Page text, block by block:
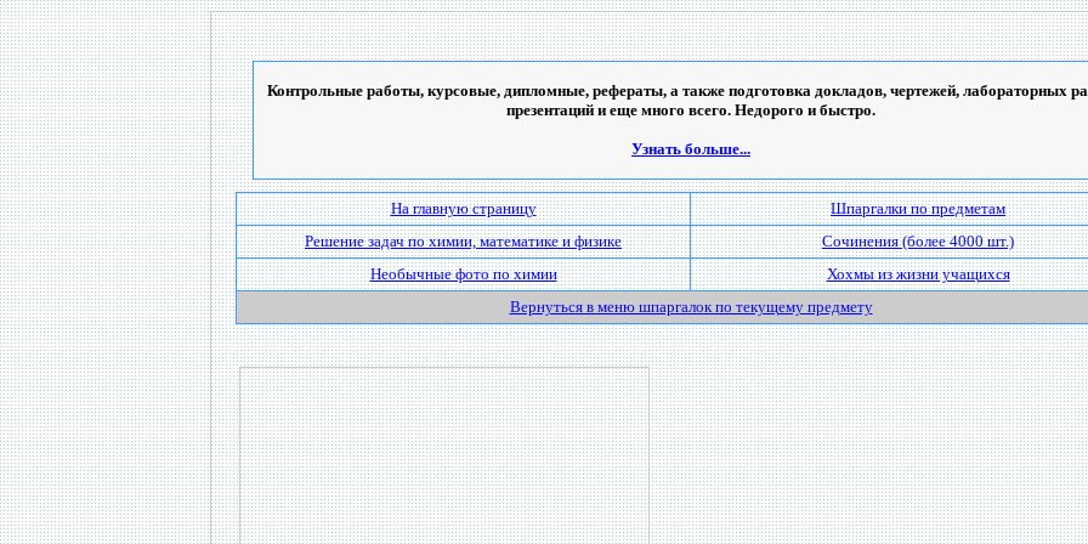
Контрольные работы, курсовые, дипломные, рефераты, а также подготовка докладов, чертежей, лабораторных
презентаций и еще много всего. Недорого и быстро.
Узнать больше...
На главную страницу
Шпаргалки по предметам
Решение задач по химии, математике и физике
Сочинения (более 4000 шт.)
Необычные фото по химии
Хохмы из жизни учащихся
Вернуться в меню шпаргалок по текущему предмету